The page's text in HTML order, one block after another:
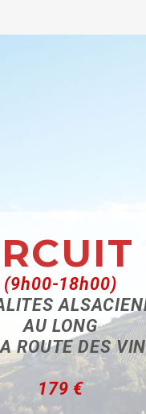
(9h00-18h00)
AU LONG
ROUTE DES
179 €